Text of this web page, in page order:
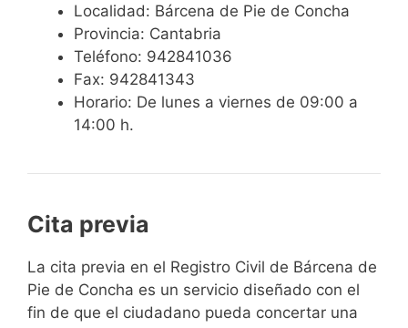
Localidad: Bárcena de Pie de Concha
Provincia: Cantabria
Teléfono: 942841036
Fax: 942841343
Horario: De lunes a viernes de 09:00 a
14:00 h.
Cita previa
​​​​​​​​​​​​​​​​​​​​​​​​​​​​La cita previa en el Registro Civil de Bárcena de
Pie de Concha es un servicio diseñado con el
fin de que el ciudadano pueda concertar una